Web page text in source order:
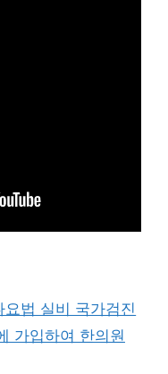
법 실비 국가검진
가입하여 한의원